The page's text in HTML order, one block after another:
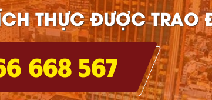
THỰC ĐƯỢC TRAO
668 567